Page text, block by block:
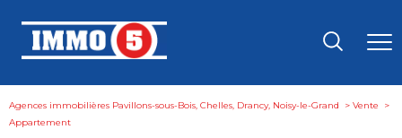
Agences immobilières Pavillons-sous-Bois, Chelles, Drancy, Noisy-le-Grand
Vente
appartement